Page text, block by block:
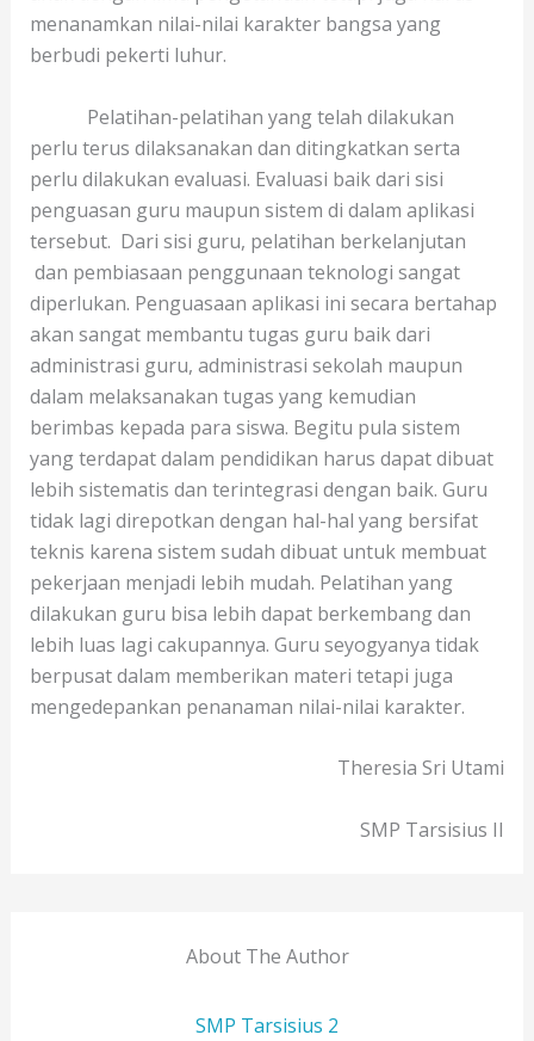
menanamkan nilai-nilai karakter bangsa yang
berbudi pekerti luhur.
Pelatihan-pelatihan yang telah dilakukan
perlu terus dilaksanakan dan ditingkatkan serta
perlu dilakukan evaluasi. Evaluasi baik dari sisi
penguasan guru maupun sistem di dalam aplikasi
tersebut. Dari sisi guru, pelatihan berkelanjutan
dan pembiasaan penggunaan teknologi sangat
diperlukan. Penguasaan aplikasi ini secara bertahap
akan sangat membantu tugas guru baik dari
administrasi guru, administrasi sekolah maupun
dalam melaksanakan tugas yang kemudian
berimbas kepada para siswa. Begitu pula sistem
yang terdapat dalam pendidikan harus dapat dibuat
lebih sistematis dan terintegrasi dengan baik. Guru
tidak lagi direpotkan dengan hal-hal yang bersifat
teknis karena sistem sudah dibuat untuk membuat
pekerjaan menjadi lebih mudah. Pelatihan yang
dilakukan guru bisa lebih dapat berkembang dan
lebih luas lagi cakupannya. Guru seyogyanya tidak
berpusat dalam memberikan materi tetapi juga
mengedepankan penanaman nilai-nilai karakter.
Theresia Sri Utami
SMP Tarsisius II
About The Author
SMP Tarsisius 2